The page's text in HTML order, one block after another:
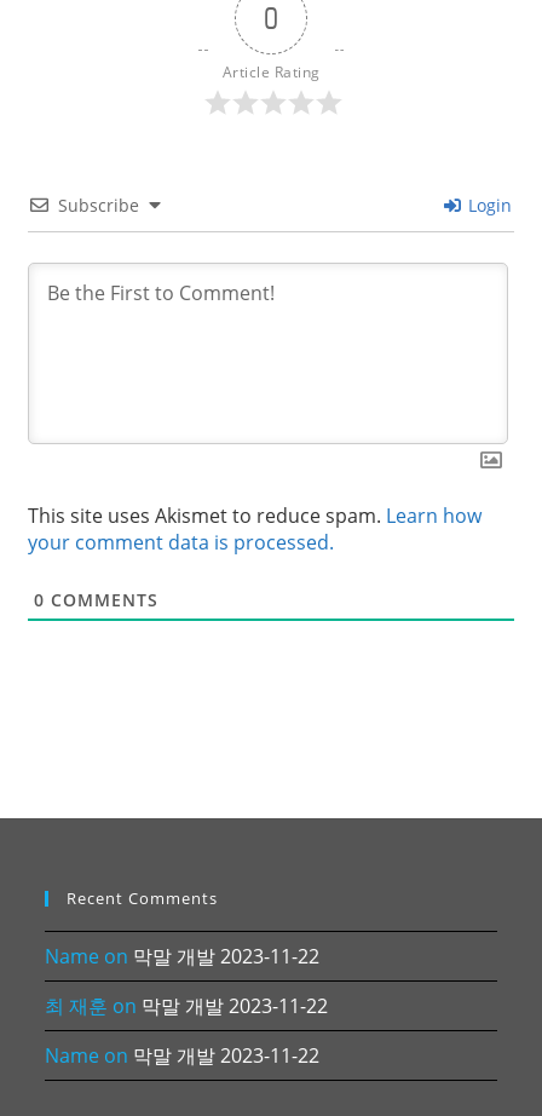
0
Article Rating
Subscribe Login
This site uses Akismet to reduce spam. Learn how
your comment data is processed.
0 COMMENTS
Recent Comments
Name on 막말 개발 2023-11-22
최 재훈 on 막말 개발 2023-11-22
Name on 막말 개발 2023-11-22